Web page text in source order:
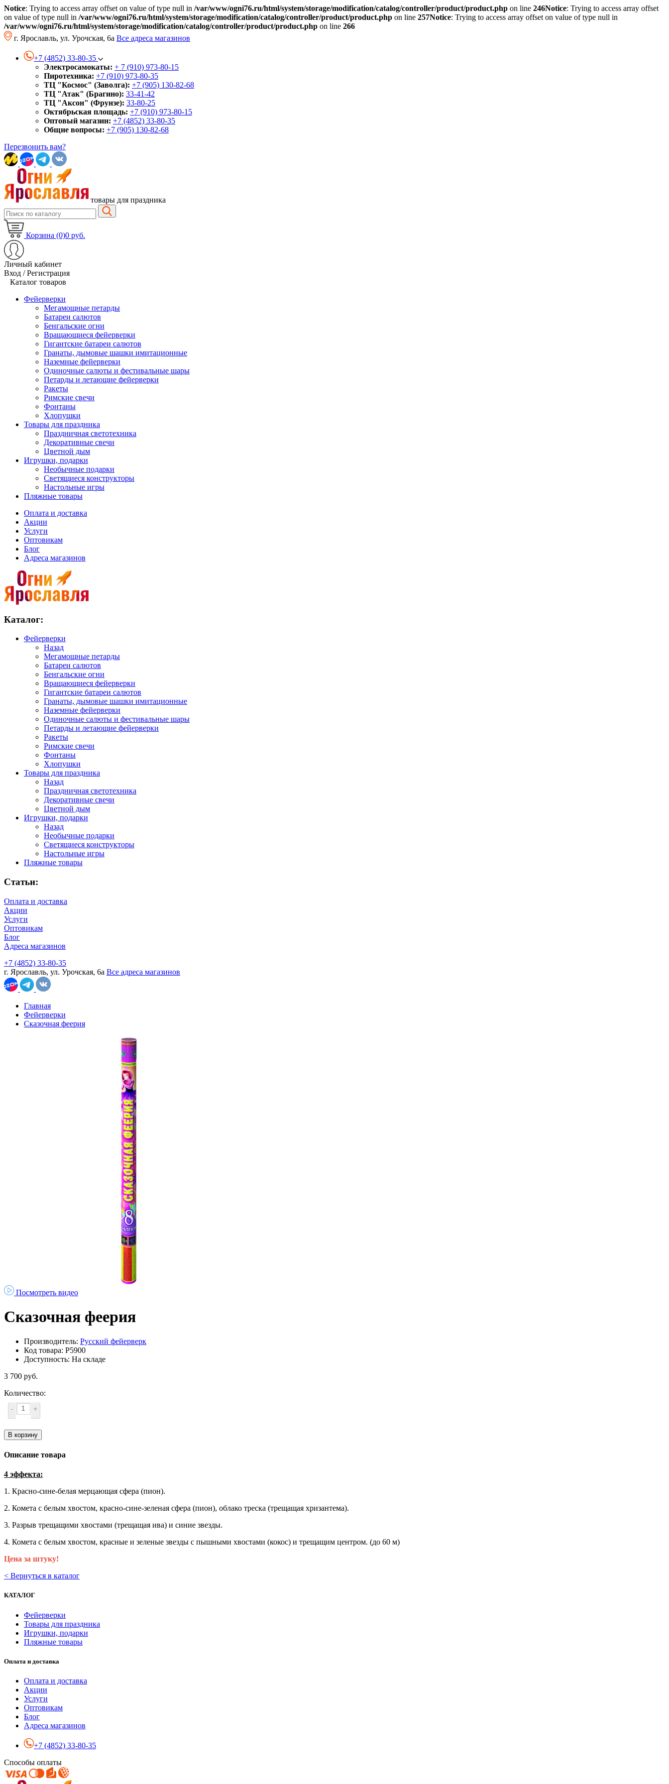
Notice: Trying to access array offset on value of type null in /var/www/ogni76.ru/html/system/storage/modification/catalog/controller/product/product.php on line 246Notice: Trying to access array offset
on value of type null in /var/www/ogni76.ru/html/system/storage/modification/catalog/controller/product/product.php on line 257Notice: Trying to access array offset on value of type null in
/var/www/ogni76.ru/html/system/storage/modification/catalog/controller/product/product.php on line 266
г. Ярославль, ул. Урочская, 6а Все адреса магазинов
+7 (4852) 33-80-35
Электросамокаты: + 7 (910) 973-80-15
Пиротехника: +7 (910) 973-80-35
ТЦ "Космос" (Заволга): +7 (905) 130-82-68
ТЦ "Атак" (Брагино): 33-41-42
ТЦ "Аксон" (Фрунзе): 33-80-25
Октябрьская площадь: +7 (910) 973-80-15
Оптовый магазин: +7 (4852) 33-80-35
Общие вопросы: +7 (905) 130-82-68
Перезвонить вам?
товары для праздника
Корзина (0)0 руб.
Личный кабинет
Вход / Регистрация
Каталог товаров
Фейерверки
Мегамощные петарды
Батареи салютов
Бенгальские огни
Вращающиеся фейерверки
Гигантские батареи салютов
Гранаты, дымовые шашки имитационные
Наземные фейерверки
Одиночные салюты и фестивальные шары
Петарды и летающие фейерверки
Ракеты
Римские свечи
Фонтаны
Хлопушки
Товары для праздника
Праздничная светотехника
Декоративные свечи
Цветной дым
Игрушки, подарки
Необычные подарки
Светящиеся конструкторы
Настольные игры
Пляжные товары
Оплата и доставка
Акции
Услуги
Оптовикам
Блог
Адреса магазинов
Каталог:
Фейерверки
Назад
Мегамощные петарды
Батареи салютов
Бенгальские огни
Вращающиеся фейерверки
Гигантские батареи салютов
Гранаты, дымовые шашки имитационные
Наземные фейерверки
Одиночные салюты и фестивальные шары
Петарды и летающие фейерверки
Ракеты
Римские свечи
Фонтаны
Хлопушки
Товары для праздника
Назад
Праздничная светотехника
Декоративные свечи
Цветной дым
Игрушки, подарки
Назад
Необычные подарки
Светящиеся конструкторы
Настольные игры
Пляжные товары
Статьи:
Оплата и доставка
Акции
Услуги
Оптовикам
Блог
Адреса магазинов
+7 (4852) 33-80-35
г. Ярославль, ул. Урочская, 6а Все адреса магазинов
Главная
Фейерверки
Сказочная феерия
Посмотреть видео
Сказочная феерия
Производитель: Русский фейерверк
Код товара: Р5900
Доступность: На складе
3 700 руб.
Количество:
- +
В корзину
Описание товара
4 эффекта:
1. Красно-сине-белая мерцающая сфера (пион).
2. Комета с белым хвостом, красно-сине-зеленая сфера (пион), облако треска (трещащая хризантема).
3. Разрыв трещащими хвостами (трещащая ива) и синие звезды.
4. Комета с белым хвостом, красные и зеленые звезды с пышными хвостами (кокос) и трещащим центром. (до 60 м)
Цена за штуку!
< Вернуться в каталог
КАТАЛОГ
Фейерверки
Товары для праздника
Игрушки, подарки
Пляжные товары
Оплата и доставка
Оплата и доставка
Акции
Услуги
Оптовикам
Блог
Адреса магазинов
+7 (4852) 33-80-35
Способы оплаты